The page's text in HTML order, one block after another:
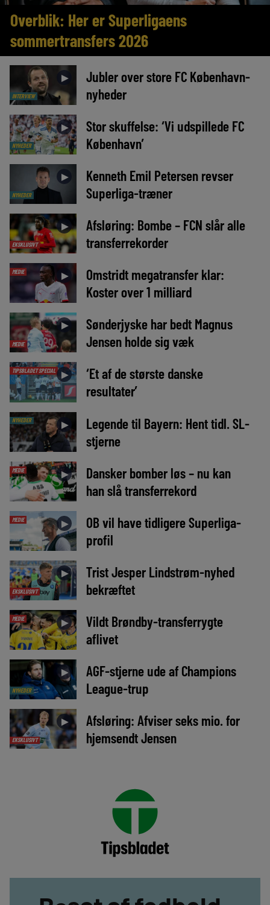
Overblik: Her er Superligaens
sommertransfers 2026
INTERVIEW
►
Jubler over store FC København-
nyheder
NYHEDER
►
Stor skuffelse: ‘Vi udspillede FC
København’
NYHEDER
►
Kenneth Emil Petersen revser
Superliga-træner
EKSKLUSIVT
►
Afsløring: Bombe – FCN slår alle
transferrekorder
MEDIE ►
Omstridt megatransfer klar:
Koster over 1 milliard
MEDIE
►
Sønderjyske har bedt Magnus
Jensen holde sig væk
TIPSBLADET SPECIAL ►
‘Et af de største danske
resultater’
NYHEDER ►
Legende til Bayern: Hent tidl. SL-
stjerne
MEDIE ►
Dansker bomber løs – nu kan
han slå transferrekord
MEDIE ►
OB vil have tidligere Superliga-
profil
EKSKLUSIVT
►
Trist Jesper Lindstrøm-nyhed
bekræftet
MEDIE ►
Vildt Brøndby-transferrygte
aflivet
NYHEDER
►
AGF-stjerne ude af Champions
League-trup
EKSKLUSIVT
►
Afsløring: Afviser seks mio. for
hjemsendt Jensen